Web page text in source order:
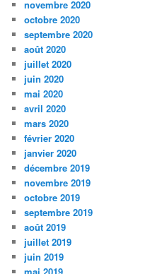
novembre 2020
octobre 2020
septembre 2020
août 2020
juillet 2020
juin 2020
mai 2020
avril 2020
mars 2020
février 2020
janvier 2020
décembre 2019
novembre 2019
octobre 2019
septembre 2019
août 2019
juillet 2019
juin 2019